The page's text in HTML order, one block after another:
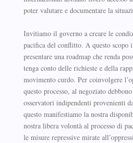
poter valutare e documentare la
Invitiamo il governo a creare le
pacifica del conflitto. A questo scopo
presentare una roadmap che renda
tenga conto delle richieste e della
movimento curdo. Per coinvolgere
questo processo, al negoziato debbono
osservatori indipendenti provenienti
questo manifestiamo la nostra
nostra libera volontà al processo di
le misure repressive mirate